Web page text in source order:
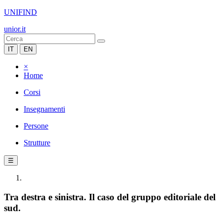
UNIFIND
unior.it
IT EN
×
Home
Corsi
Insegnamenti
Persone
Strutture
☰
Tra destra e sinistra. Il caso del gruppo editoriale del
sud.